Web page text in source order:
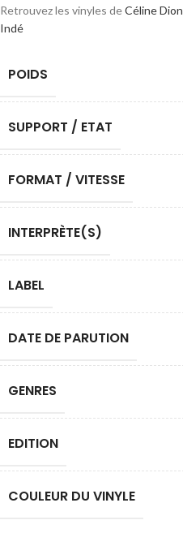
Retrouvez les vinyles deCéline Dion
Indé
POIDS
SUPPORT / ETAT
FORMAT / VITESSE
INTERPRÈTE(S)
LABEL
DATE DE PARUTION
GENRES
EDITION
COULEUR DU VINYLE